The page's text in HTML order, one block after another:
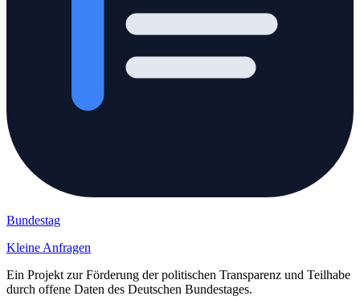
Bundestag
Kleine Anfragen
Ein Projekt zur Förderung der politischen Transparenz und Teilhabe
durch offene Daten des Deutschen Bundestages.